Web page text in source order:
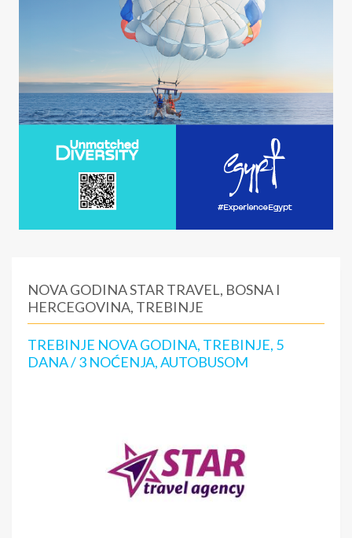
NOVA GODINA STAR TRAVEL, BOSNA I
HERCEGOVINA, TREBINJE
TREBINJE NOVA GODINA, TREBINJE, 5
DANA / 3 NOĆENJA, AUTOBUSOM